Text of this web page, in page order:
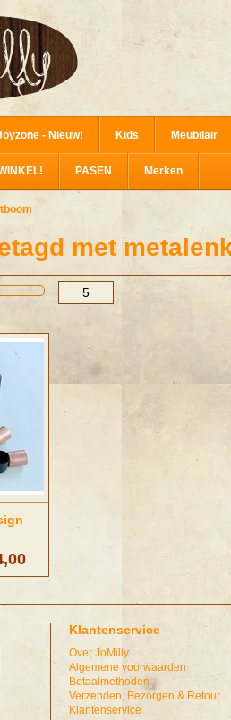
- Nieuw! Kids Meubilair
PASEN Merken
met
Klantenservice
Over JoMilly
Algemene voorwaarden
Betaalmethoden
Verzenden, Bezorgen & Retour
Klantenservice